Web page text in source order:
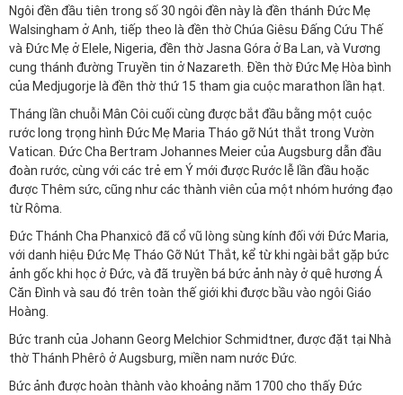
Ngôi đền đầu tiên trong số 30 ngôi đền này là đền thánh Đức Mẹ
Walsingham ở Anh, tiếp theo là đền thờ Chúa Giêsu Đấng Cứu Thế
và Đức Mẹ ở Elele, Nigeria, đền thờ Jasna Góra ở Ba Lan, và Vương
cung thánh đường Truyền tin ở Nazareth. Đền thờ Đức Mẹ Hòa bình
của Medjugorje là đền thờ thứ 15 tham gia cuộc marathon lần hạt.
Tháng lần chuỗi Mân Côi cuối cùng được bắt đầu bằng một cuộc
rước long trọng hình Đức Mẹ Maria Tháo gỡ Nút thắt trong Vườn
Vatican. Đức Cha Bertram Johannes Meier của Augsburg dẫn đầu
đoàn rước, cùng với các trẻ em Ý mới được Rước lễ lần đầu hoặc
được Thêm sức, cũng như các thành viên của một nhóm hướng đạo
từ Rôma.
Đức Thánh Cha Phanxicô đã cổ vũ lòng sùng kính đối với Đức Maria,
với danh hiệu Đức Mẹ Tháo Gỡ Nút Thắt, kể từ khi ngài bắt gặp bức
ảnh gốc khi học ở Đức, và đã truyền bá bức ảnh này ở quê hương Á
Căn Đình và sau đó trên toàn thế giới khi được bầu vào ngôi Giáo
Hoàng.
Bức tranh của Johann Georg Melchior Schmidtner, được đặt tại Nhà
thờ Thánh Phêrô ở Augsburg, miền nam nước Đức.
Bức ảnh được hoàn thành vào khoảng năm 1700 cho thấy Đức